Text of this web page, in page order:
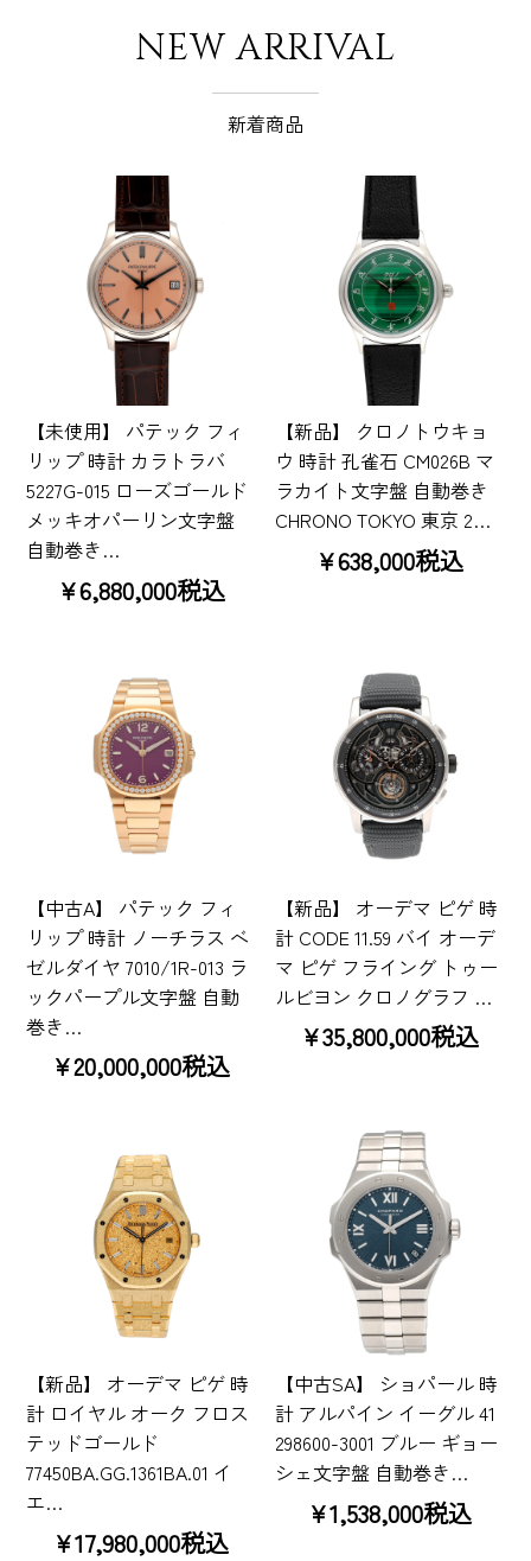
NEW ARRIVAL
新着商品
【未使用】 パテック フィ
リップ 時計 カラトラバ
5227G-015 ローズゴールド
メッキオパーリン文字盤
自動巻き…
¥6,880,000税込
【新品】 クロノトウキョ
ウ 時計 孔雀石 CM026B マ
ラカイト文字盤 自動巻き
CHRONO TOKYO 東京 2…
¥638,000税込
【中古A】 パテック フィ
リップ 時計 ノーチラス ベ
ゼルダイヤ 7010/1R-013 ラ
ックパープル文字盤 自動
巻き…
¥20,000,000税込
【新品】 オーデマ ピゲ 時
計 CODE 11.59 バイ オーデ
マ ピゲ フライング トゥー
ルビヨン クロノグラフ …
¥35,800,000税込
【新品】 オーデマ ピゲ 時
計 ロイヤル オーク フロス
テッドゴールド
77450BA.GG.1361BA.01 イ
エ…
¥17,980,000税込
【中古SA】 ショパール 時
計 アルパイン イーグル 41
298600-3001 ブルー ギョー
シェ文字盤 自動巻き…
¥1,538,000税込